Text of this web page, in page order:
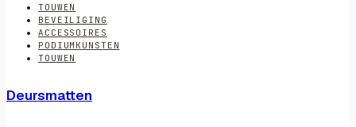
TOUWEN
BEVEILIGING
ACCESSOIRES
PODIUMKUNSTEN
TOUWEN
Deursmatten